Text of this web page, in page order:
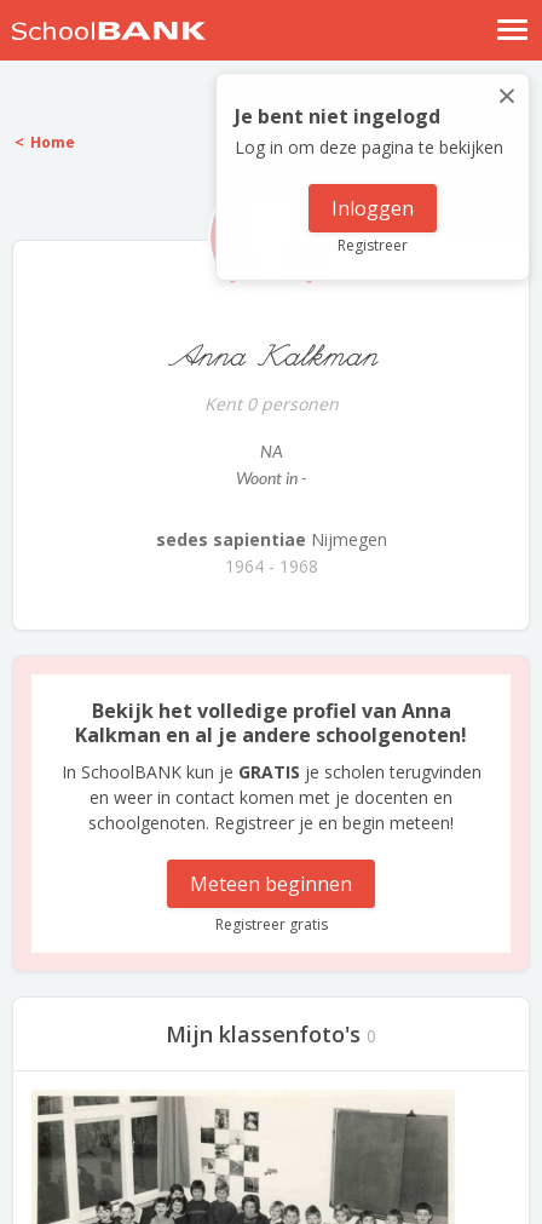
Nostalgische verhalen
Log in
Meld je gratis aan
×
Je bent niet ingelogd
Log in om deze pagina te bekijken
Inloggen
Registreer
Home
Anna Kalkman
Kent 0 personen
NA
Woont in -
sedes sapientiae Nijmegen
1964 - 1968
Bekijk het volledige profiel van Anna
Kalkman en al je andere schoolgenoten!
In SchoolBANK kun je GRATIS je scholen terugvinden
en weer in contact komen met je docenten en
schoolgenoten. Registreer je en begin meteen!
Meteen beginnen
Registreer gratis
Mijn klassenfoto's 0